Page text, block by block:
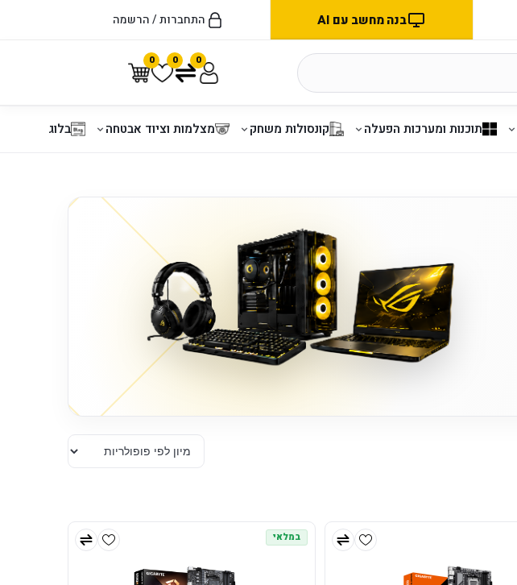
בנה מחשב עם AI התחברות / הרשמה
0 0 0
תוכנות ומערכות הפעלה קונסולות משחק מצלמות וציוד אבטחה בלוג
במלאי